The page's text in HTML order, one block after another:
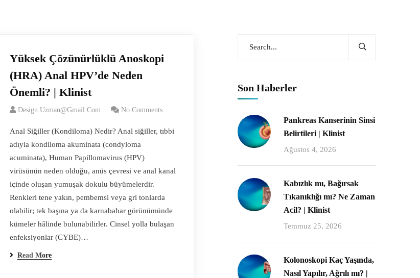
Yüksek Çözünürlüklü Anoskopi
(HRA) Anal HPV’de Neden
Önemli? | Klinist
Design.uzman@gmail.com No Comments
Anal Siğiller (Kondiloma) Nedir? Anal siğiller, tıbbi
adıyla kondiloma akuminata (condyloma
acuminata), Human Papillomavirus (HPV)
virüsünün neden olduğu, anüs çevresi ve anal kanal
içinde oluşan yumuşak dokulu büyümelerdir.
Renkleri tene yakın, pembemsi veya gri tonlarda
olabilir; tek başına ya da karnabahar görünümünde
kümeler hâlinde bulunabilirler. Cinsel yolla bulaşan
enfeksiyonlar (CYBE)…
Read More
Son Haberler
Pankreas Kanserinin Sinsi
Belirtileri | Klinist
Ağustos 4, 2026
Kabızlık mı, Bağırsak
Tıkanıklığı mı? Ne Zaman
Acil? | Klinist
Temmuz 25, 2026
Kolonoskopi Kaç Yaşında,
Nasıl Yapılır, Ağrılı mı? |